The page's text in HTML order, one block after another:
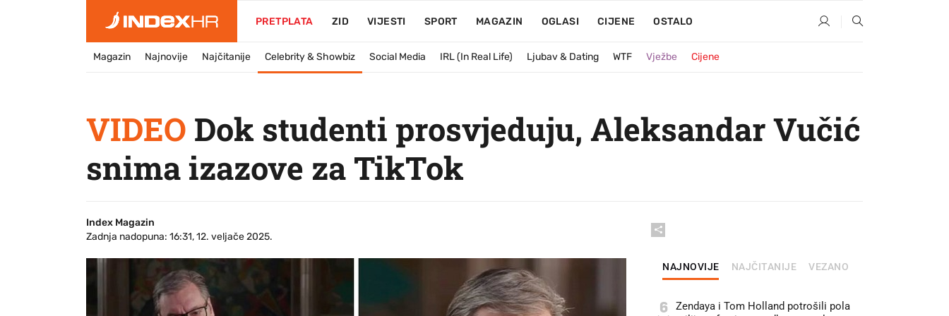
PRETPLATA ZID VIJESTI SPORT MAGAZIN OGLASI CIJENE OSTALO
Magazin Najnovije Najčitanije Celebrity & Showbiz Social Media IRL (In Real Life) Ljubav & Dating WTF Vježbe Cijene
VIDEO Dok studenti prosvjeduju, Aleksandar Vučić
snima izazove za TikTok
Index Magazin
Zadnja nadopuna: 16:31, 12. veljače 2025.
NAJNOVIJE NAJČITANIJE VEZANO
6
Zendaya i Tom Holland potrošili pola